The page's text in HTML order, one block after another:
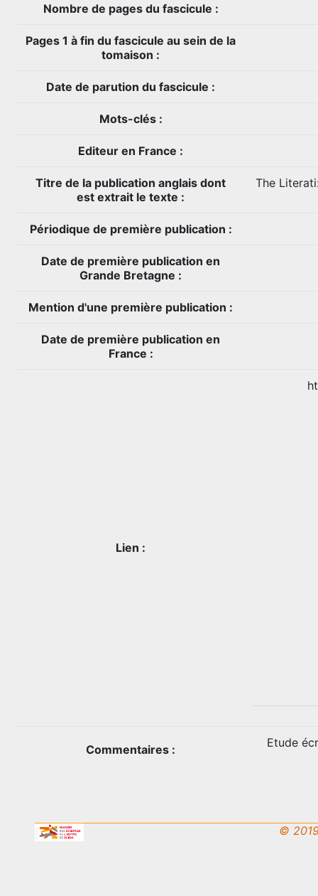
Nombre de pages du fascicule :
Pages 1 à fin du fascicule au sein de la
tomaison :
Date de parution du fascicule :
Mots-clés :
Editeur en France :
Titre de la publication anglais dont
est extrait le texte :
The
Périodique de première publication :
Date de première publication en
Grande Bretagne :
Mention d'une première publication :
Date de première publication en
France :
Lien :
Commentaires : Etude
©